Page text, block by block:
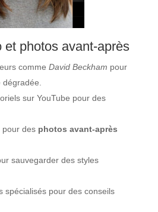
et photos avant-après
comme David Beckham pour
sur YouTube pour des
pour des photos avant-après
sauvegarder des styles
spécialisés pour des conseils